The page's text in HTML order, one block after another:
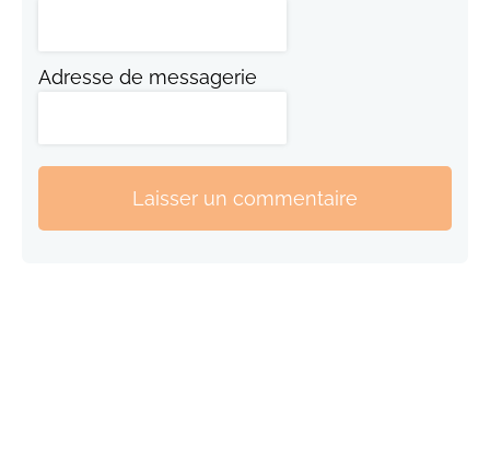
Adresse de messagerie
Laisser un commentaire